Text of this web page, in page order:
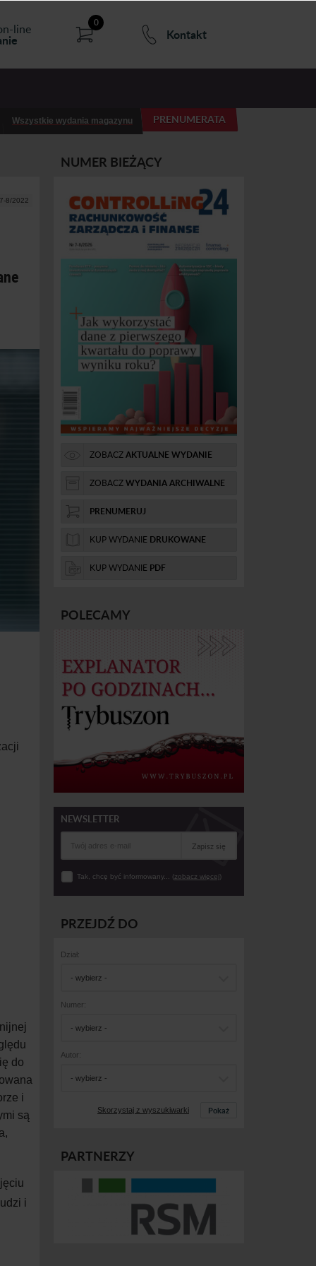
line 0
Kontakt
PRENUMERATA
Wszystkie wydania magazynu
8/2022
do
i
są
i
NUMER BIEŻĄCY
ZOBACZAKTUALNE WYDANIE
ZOBACZWYDANIA ARCHIWALNE
PRENUMERUJ
KUP WYDANIE DRUKOWANE
KUP WYDANIE PDF
POLECAMY
NEWSLETTER
Zapisz się
Tak, chcę być informowany... (zobacz więcej)
PRZEJDŹ DO
Dział:
- wybierz -
Numer:
- wybierz -
Autor:
- wybierz -
Skorzystaj z wyszukiwarki Pokaż
PARTNERZY